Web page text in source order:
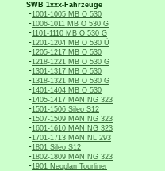
SWB 1xxx-Fahrzeuge
-1001-1005 MB O 530
-1006-1011 MB O 530 G
-1101-1110 MB O 530 G
-1201-1204 MB O 530 Ü
-1205-1217 MB O 530
-1218-1221 MB O 530 G
-1301-1317 MB O 530
-1318-1321 MB O 530 G
-1401-1404 MB O 530
-1405-1417 MAN NG 323
-1501-1506 Sileo S12
-1507-1509 MAN NG 323
-1601-1610 MAN NG 323
-1701-1713 MAN NL 293
-1801 Sileo S12
-1802-1809 MAN NG 323
-1901 Neoplan Tourliner